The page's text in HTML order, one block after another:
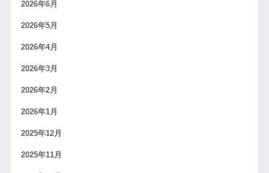
2026年6月
2026年5月
2026年4月
2026年3月
2026年2月
2026年1月
2025年12月
2025年11月